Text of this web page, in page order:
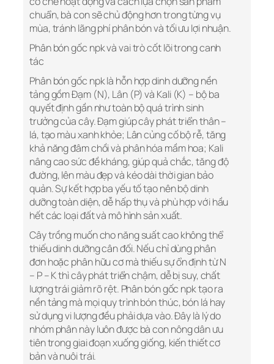
chuẩn, bà con sẽ chủ động hơn trong từng vụ
mùa, tránh lãng phí phân bón và tối ưu lợi nhuận.
Phân bón gốc npk và vai trò cốt lõi trong canh
tác
Phân bón gốc npk là hỗn hợp dinh dưỡng nền
tảng gồm Đạm (N), Lân (P) và Kali (K) – bộ ba
quyết định gần như toàn bộ quá trình sinh
trưởng của cây. Đạm giúp cây phát triển thân –
lá, tạo màu xanh khỏe; Lân củng cố bộ rễ, tăng
khả năng đâm chồi và phân hóa mầm hoa; Kali
nâng cao sức đề kháng, giúp quả chắc, tăng độ
đường, lên màu đẹp và kéo dài thời gian bảo
quản. Sự kết hợp ba yếu tố tạo nên bộ dinh
dưỡng toàn diện, dễ hấp thụ và phù hợp với hầu
hết các loại đất và mô hình sản xuất.
Cây trồng muốn cho năng suất cao không thể
thiếu dinh dưỡng cân đối. Nếu chỉ dùng phân
đơn hoặc phân hữu cơ mà thiếu sự ổn định từ N
– P – K thì cây phát triển chậm, dễ bị suy, chất
lượng trái giảm rõ rệt. Phân bón gốc npk tạo ra
nền tảng mà mọi quy trình bón thúc, bón lá hay
sử dụng vi lượng đều phải dựa vào. Đây là lý do
nhóm phân này luôn được bà con nông dân ưu
tiên trong giai đoạn xuống giống, kiến thiết cơ
bản và nuôi trái.